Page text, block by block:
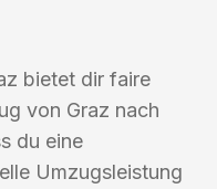
bietet dir faire
von Graz nach
du eine
Umzugsleistung